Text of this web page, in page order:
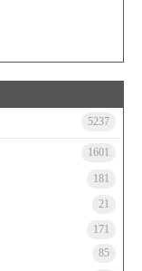
5237
1601
181
21
171
85